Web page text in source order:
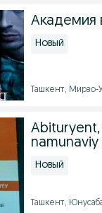
Академия
Новый
Ташкент, Мирзо-
Новый
Ташкент,